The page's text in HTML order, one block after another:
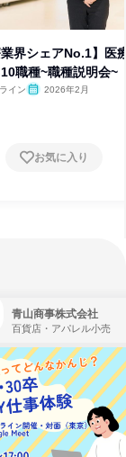
業界シェアNo.1】医
職種~職種説明会~
イン
2026年2月
お気に入り
青山商事株式会社
百貨店・アパレル小売